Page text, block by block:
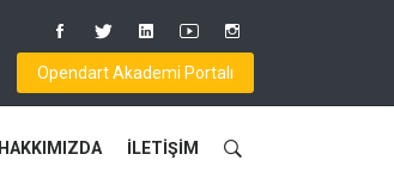
Opendart Akademi Portalı
HAKKIMIZDA İLETİŞİM